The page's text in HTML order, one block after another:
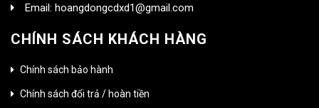
Email: hoangdongcdxd1@gmail.com
CHÍNH SÁCH KHÁCH HÀNG
Chính sách bảo hành
Chính sách đổi trả / hoàn tiền